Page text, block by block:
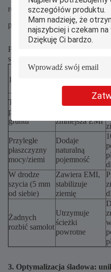
rozmieszczonych 5 mm ≈ 10
płaszczyzny naziemne w
Poniższa tabela przedstawia
samolotów:
Praktyka
projektowania
Twarda
płaszczyzna
gruntu
zmniejsza EMI
Przyległe
płaszczyzny
mocy/ziemi
Dodaje
naturalną
pojemność
W drodze
szycia (5 mm
od siebie)
Zawiera EMI,
stabilizuje
ziemię
Żadnych
rozbić samolot
Utrzymuje
ścieżki
powrotne
3. Optymalizacja śladowa: